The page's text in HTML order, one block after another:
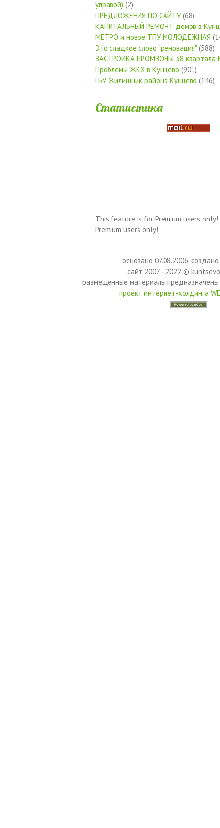
управой) (2)
ПРЕДЛОЖЕНИЯ ПО САЙТУ(68)
КАПИТАЛЬНЫЙ РЕМОНТ домов в
МЕТРО и новое ТПУ МОЛОДЕЖНАЯ
Это сладкое слово "реновация" (588)
ЗАСТРОЙКА ПРОМЗОНЫ 38 квартала
Проблемы ЖКХ в Кунцево (901)
ГБУ Жилищник района Кунцево (146)
Статистика
This feature is for Premium users only!
Premium users only!
основано 07.08.2006.
сайт 2007 - 2022 ©
размещенные материалы
проект интернет-холдинга